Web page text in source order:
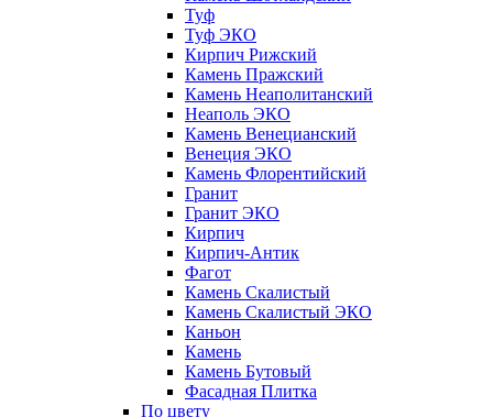
Туф
Туф ЭКО
Кирпич Рижский
Камень Пражский
Камень Неаполитанский
Неаполь ЭКО
Камень Венецианский
Венеция ЭКО
Камень Флорентийский
Гранит
Гранит ЭКО
Кирпич
Кирпич-Антик
Фагот
Камень Скалистый
Камень Скалистый ЭКО
Каньон
Камень
Камень Бутовый
Фасадная Плитка
По цвету